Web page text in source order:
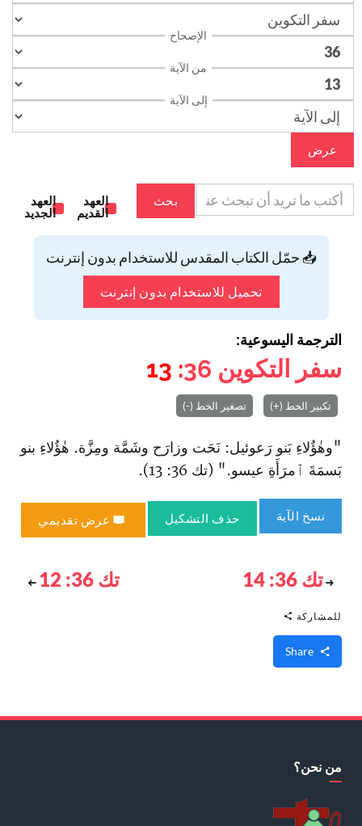
الإصحاح
من الآية
إلى الآية
عرض
بحث
العهد
القديم
العهد
الجديد
📥 حمّل الكتاب المقدس للاستخدام بدون إنترنت
تحميل للاستخدام بدون إنترنت
الترجمة اليسوعية:
سفر التكوين 36
: 13
تكبير الخط (+) تصغير الخط (-)
"وهٰؤُلاءِ بَنو رَعوئيل: نَحَت وزارَح وشَمَّة ومِزَّة. هٰؤُلاءِ بنو
بَسمَةَ ٱمرَأَةِ عيسو." (تك 36: 13).
نسخ الآية حذف التشكيل عرض تقديمي
تك 36: 14 تك 36: 12
للمشاركة
من نحن؟